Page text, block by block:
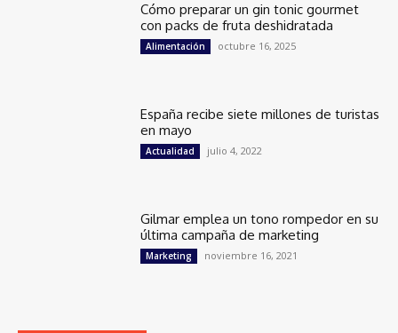
Cómo preparar un gin tonic gourmet
con packs de fruta deshidratada
Alimentación octubre 16, 2025
España recibe siete millones de turistas
en mayo
Actualidad julio 4, 2022
Gilmar emplea un tono rompedor en su
última campaña de marketing
Marketing noviembre 16, 2021